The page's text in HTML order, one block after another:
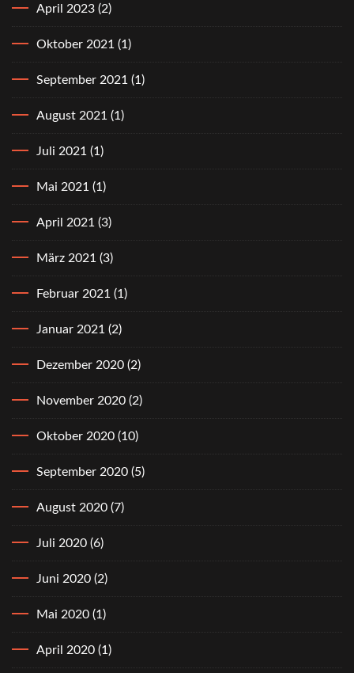
April 2023 (2)
Oktober 2021 (1)
September 2021 (1)
August 2021 (1)
Juli 2021 (1)
Mai 2021 (1)
April 2021 (3)
März 2021 (3)
Februar 2021 (1)
Januar 2021 (2)
Dezember 2020 (2)
November 2020 (2)
Oktober 2020 (10)
September 2020 (5)
August 2020 (7)
Juli 2020 (6)
Juni 2020 (2)
Mai 2020 (1)
April 2020 (1)